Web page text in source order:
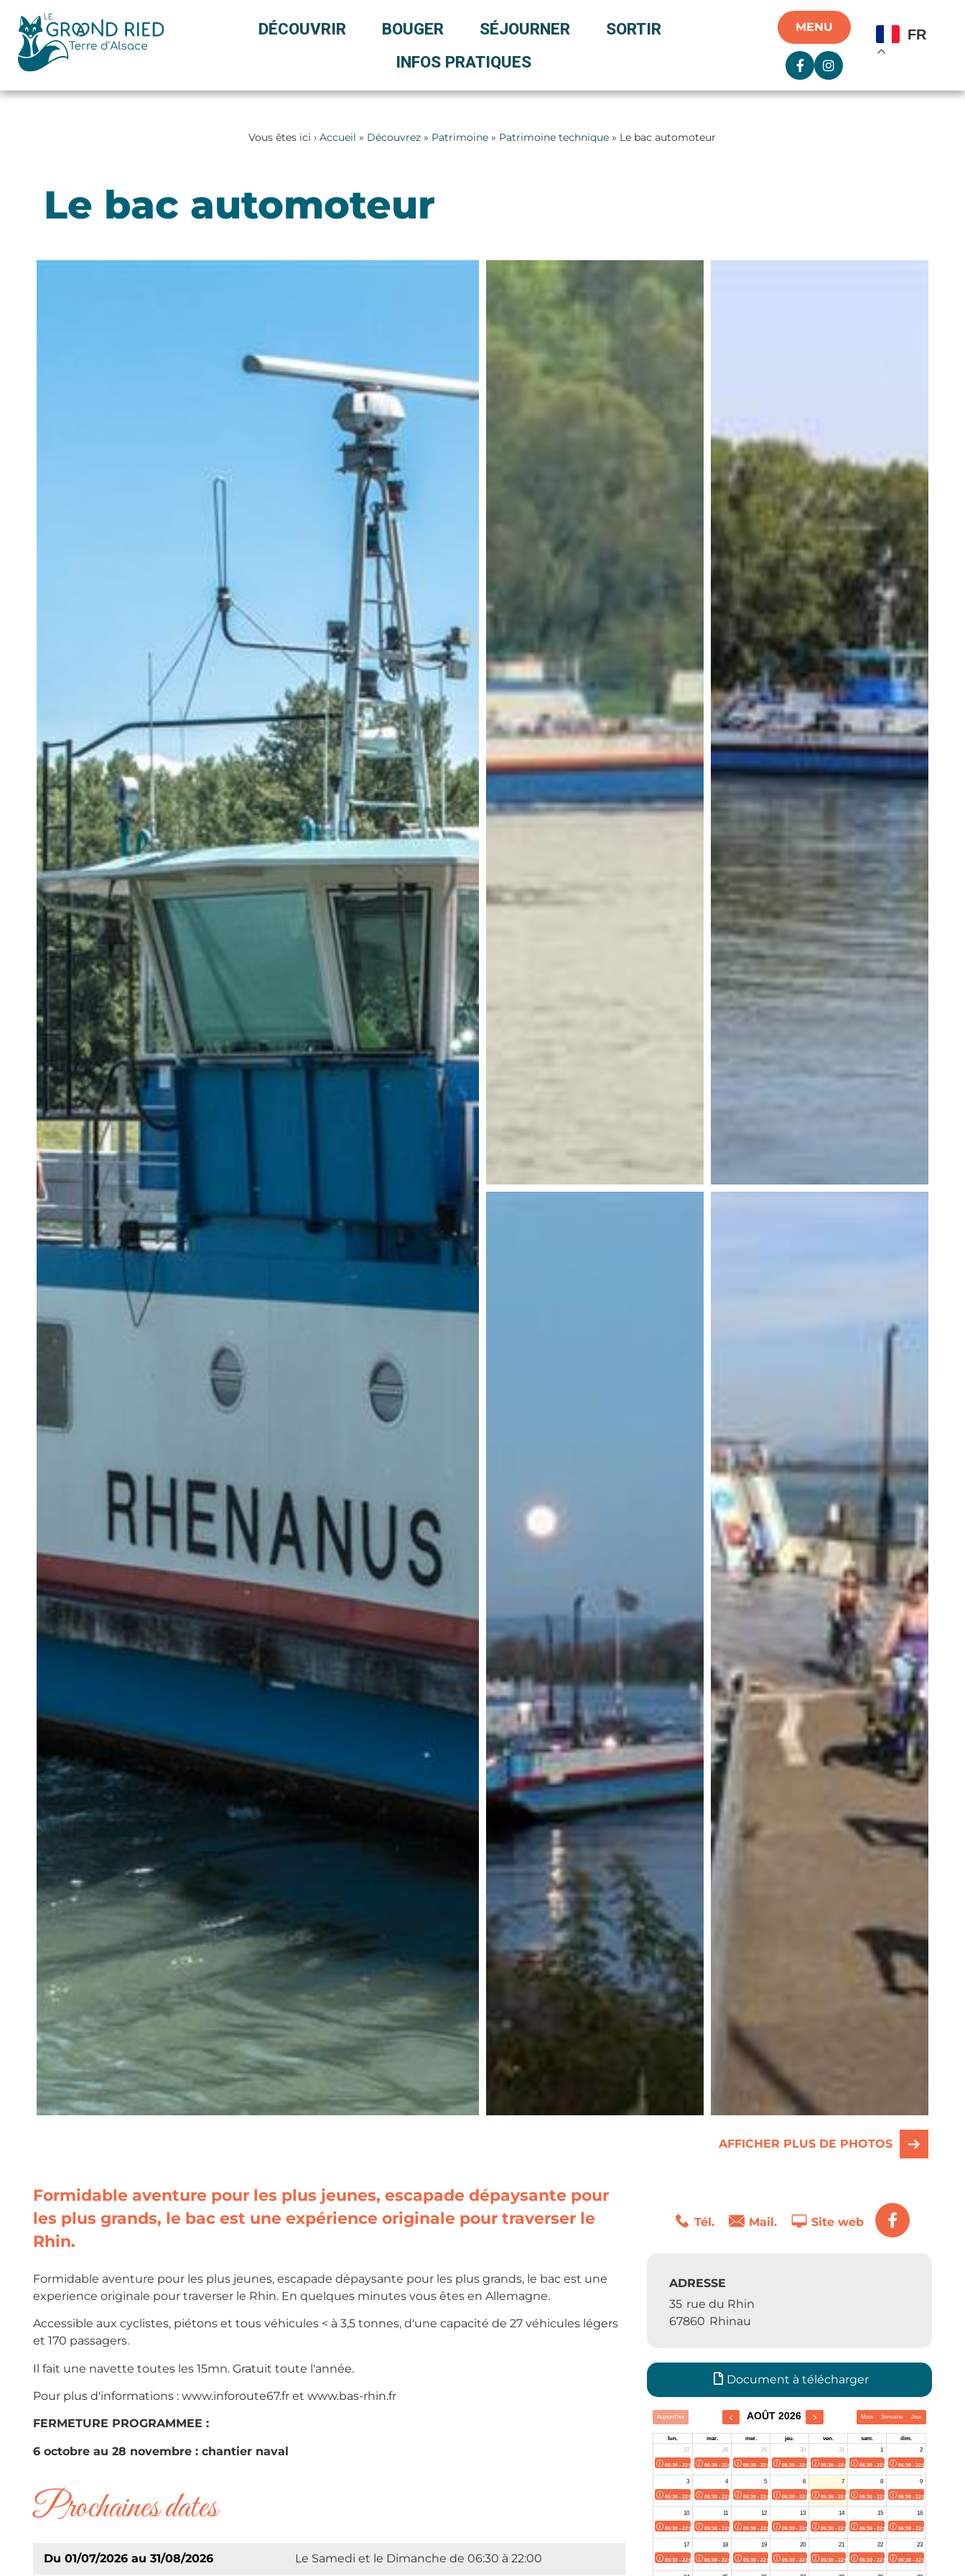
DÉCOUVRIR BOUGER SÉJOURNER
SORTIR
INFOS PRATIQUES
MENU FR
Vous êtes ici ›Accueil » Découvrez » Patrimoine » Patrimoine technique » Le bac automoteur
Le bac automoteur
AFFICHER PLUS DE PHOTOS
Tél. Mail. Site web
ADRESSE
35 rue du Rhin
67860 Rhinau
Document à télécharger
Formidable aventure pour les plus jeunes, escapade dépaysante pour
les plus grands, le bac est une expérience originale pour traverser le
Rhin.
Formidable aventure pour les plus jeunes, escapade dépaysante pour les plus grands, le bac est une
experience originale pour traverser le Rhin. En quelques minutes vous êtes en Allemagne.
Accessible aux cyclistes, piétons et tous véhicules < à 3,5 tonnes, d'une capacité de 27 véhicules légers
et 170 passagers.
Il fait une navette toutes les 15mn. Gratuit toute l'année.
Pour plus d'informations : www.inforoute67.fr et www.bas-rhin.fr
FERMETURE PROGRAMMEE :
6 octobre au 28 novembre : chantier naval
Prochaines dates
Du 01/07/2026 au 31/08/2026 Le Samedi et le Dimanche de 06:30 à 22:00